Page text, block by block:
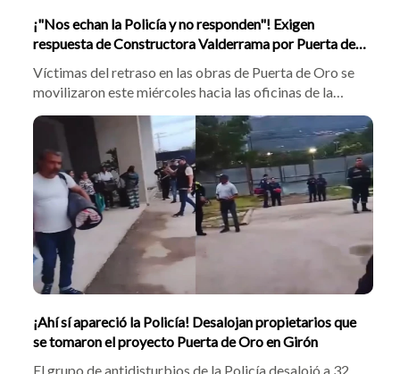
¡"Nos echan la Policía y no responden"! Exigen
respuesta de Constructora Valderrama por Puerta de
Víctimas del retraso en las obras de Puerta de Oro se
movilizaron este miércoles hacia las oficinas de la
Constructora Valderrama en Sotomayor. La comunidad
exigió la intervención de las autoridades y denunció
que la firma pretende reajustar los precios de venta de
las viviendas ya canceladas.
¡Ahí sí apareció la Policía! Desalojan propietarios que
se tomaron el proyecto Puerta de Oro en Girón
El grupo de antidisturbios de la Policía desalojó a 32